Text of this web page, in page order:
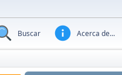
Buscar Acerca de...